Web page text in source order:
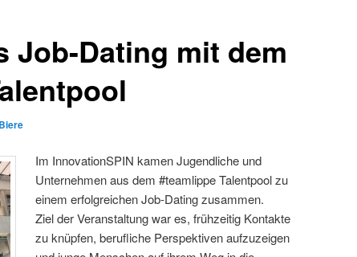
Job-Dating mit dem
Im InnovationSPIN kamen Jugendliche und
Unternehmen aus dem #teamlippe Talentpool zu
einem erfolgreichen Job-Dating zusammen.
Ziel der Veranstaltung war es, frühzeitig Kontakte
zu knüpfen, berufliche Perspektiven aufzuzeigen